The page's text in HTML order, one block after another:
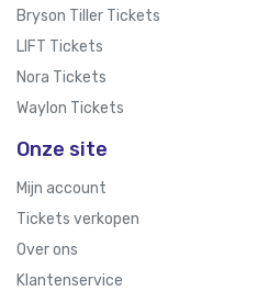
Bryson Tiller Tickets
LIFT Tickets
Nora Tickets
Waylon Tickets
Onze site
Mijn account
Tickets verkopen
Over ons
Klantenservice